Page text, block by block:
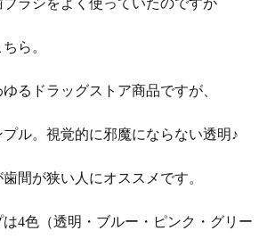
ラシをよく使っていたのですが
ら。
るドラッグストア商品ですが、
ル。視覚的に邪魔にならない透明♪
間が狭い人にオススメです。
4色（透明・ブルー・ピンク・グリー